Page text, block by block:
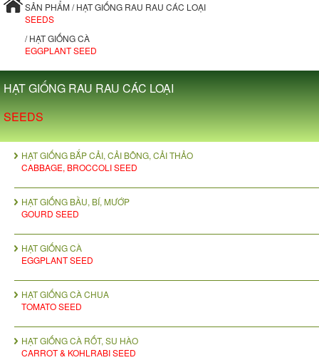
SẢN PHẨM / HẠT GIỐNG RAU RAU CÁC LOẠI
SEEDS
/ HẠT GIỐNG CÀ
EGGPLANT SEED
HẠT GIỐNG RAU RAU CÁC LOẠI
SEEDS
HẠT GIỐNG BẮP CẢI, CẢI BÔNG, CẢI THẢO
CABBAGE, BROCCOLI SEED
HẠT GIỐNG BẦU, BÍ, MƯỚP
GOURD SEED
HẠT GIỐNG CÀ
EGGPLANT SEED
HẠT GIỐNG CÀ CHUA
TOMATO SEED
HẠT GIỐNG CÀ RỐT, SU HÀO
CARROT & KOHLRABI SEED